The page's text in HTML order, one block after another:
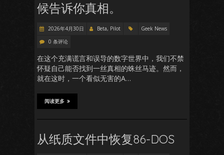
候告诉你真相。
2026年4月30日 Beta, Pilot
Geek News
0 条评论
在这个充满谎言和误导的数字世界中，我们不禁
怀疑自己能否找到一丝真相的蛛丝马迹。然而，
就在这时，一个看似无害的A…
阅读更多
从纸质文件中恢复86-DOS